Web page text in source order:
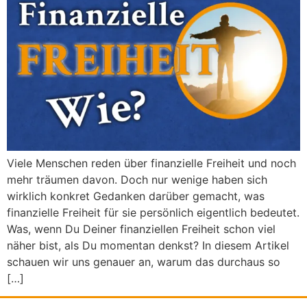
Viele Menschen reden über finanzielle Freiheit und noch
mehr träumen davon. Doch nur wenige haben sich
wirklich konkret Gedanken darüber gemacht, was
finanzielle Freiheit für sie persönlich eigentlich bedeutet.
Was, wenn Du Deiner finanziellen Freiheit schon viel
näher bist, als Du momentan denkst? In diesem Artikel
schauen wir uns genauer an, warum das durchaus so
[…]